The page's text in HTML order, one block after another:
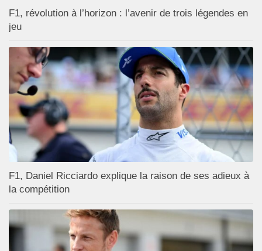
F1, révolution à l’horizon : l’avenir de trois légendes en
jeu
F1, Daniel Ricciardo explique la raison de ses adieux à
la compétition